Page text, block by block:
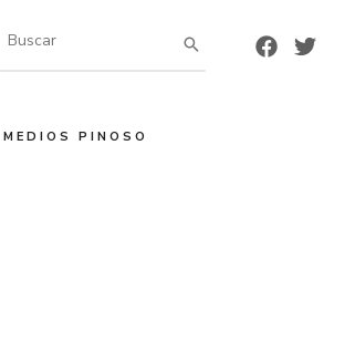
por:
MEDIOS PINOSO